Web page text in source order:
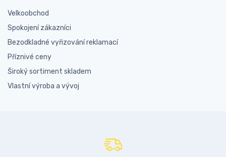
Velkoobchod
Spokojení zákazníci
Bezodkladné vyřizování reklamací
Příznivé ceny
Široký sortiment skladem
Vlastní výroba a vývoj